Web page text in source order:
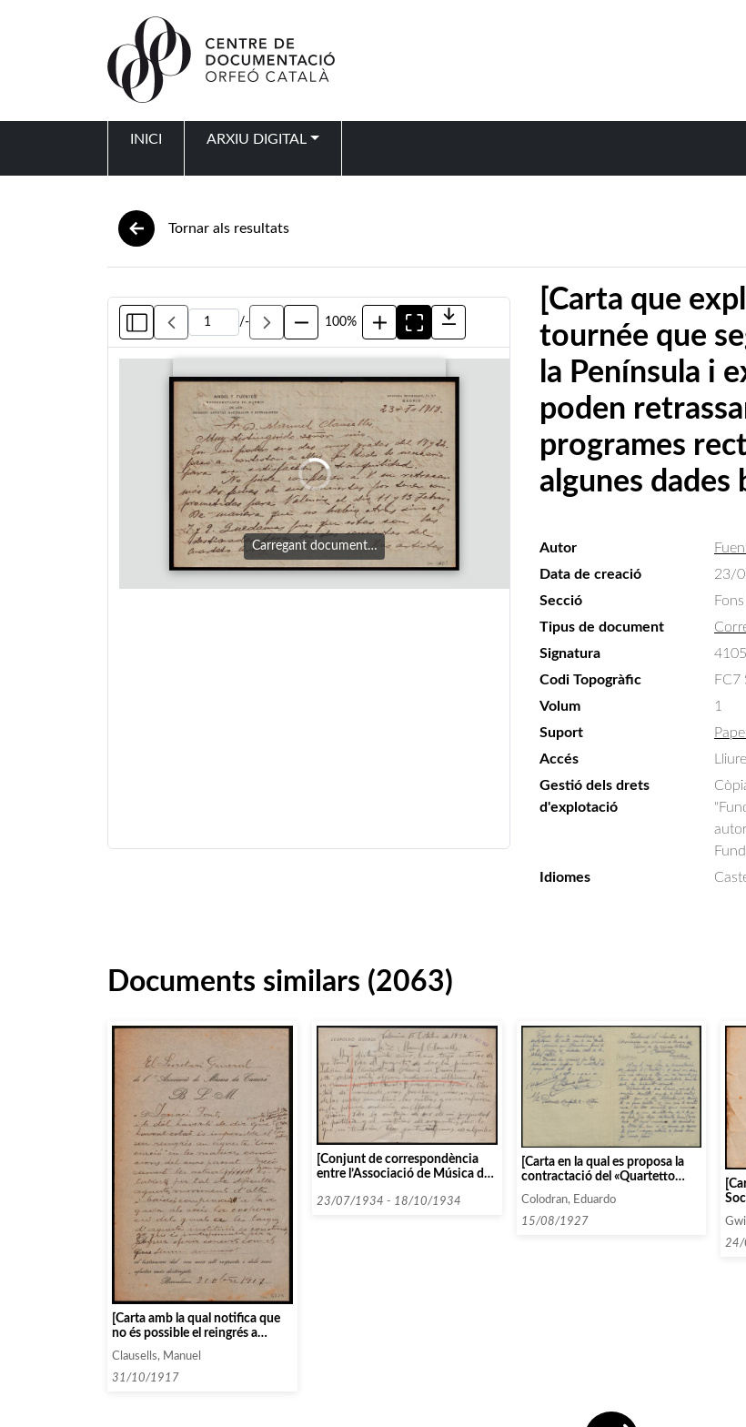
INICI ARXIU DIGITAL
Tornar als resultats
/- 100%
Carregant document…
[Carta que
tournée que
la Península i
poden
programes
algunes dades
Autor
Data de creació
23/
Secció
Tipus de document
Signatura
4105
Codi Topogràfic
FC7
Volum
1
Suport
Accés
Lliure
Gestió dels drets
d'explotació
Idiomes
Documents similars (2063)
[Carta amb la qual notifica que
no és possible el reingrés a
condicions de les que gaudia
abans de donar-se de baixa]
Clausells, Manuel
31/10/1917
[Conjunt de correspondència
entre l’Associació de Música da
entitats que comencen amb la
23/07/1934 - 18/10/1934
[Carta en la qual es proposa la
contractació del «Quartetto
Poltronieri» per tres concerts
durant el mes de setembre]
Colodran, Eduardo
15/08/1927
24/